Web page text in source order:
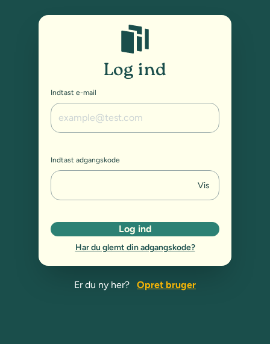
Log ind
Indtast e-mail
Indtast adgangskode
Vis
Log ind
Har du glemt din adgangskode?
Er du ny her? Opret bruger